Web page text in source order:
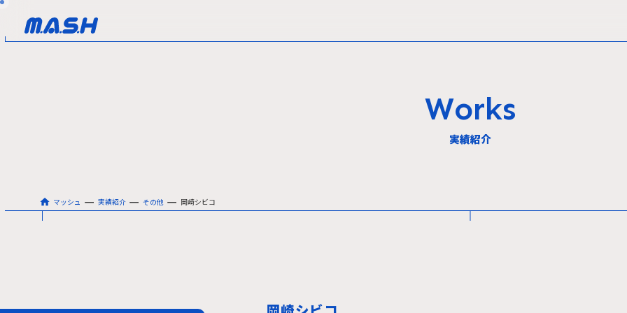
Works
実績紹介
マッシュ ー実績紹介 ーその他 ー 岡崎シビコ